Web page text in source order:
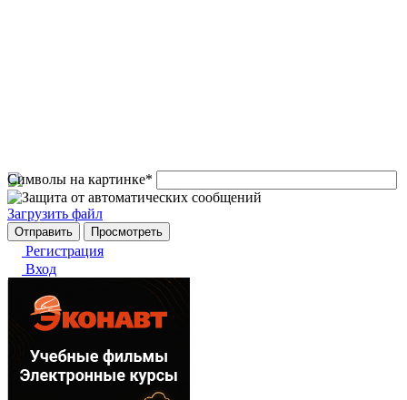
Символы на картинке*
Загрузить файл
Регистрация
Вход